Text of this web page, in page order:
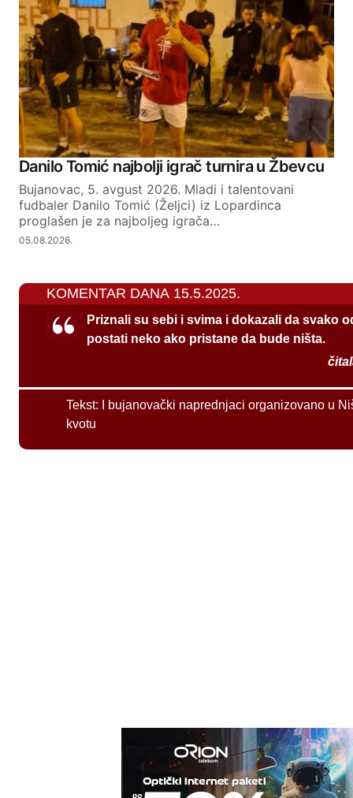
Danilo Tomić najbolji igrač turnira u Žbevcu
Bujanovac, 5. avgust 2026. Mladi i talentovani
fudbaler Danilo Tomić (Željci) iz Lopardinca
proglašen je za najboljeg igrača…
05.08.2026.
KOMENTAR DANA 15.5.2025.
Priznali su sebi i svima i dokazali da svako
postati neko ako pristane da bude ništa.
Tekst:
I bujanovački naprednjaci organizovano u
kvotu